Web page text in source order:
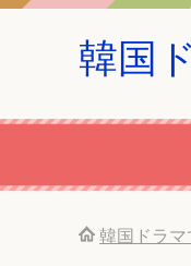
韓国
韓国ドラ